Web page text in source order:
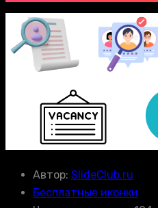
Автор: SlideClub.ru
Бесплатные иконки